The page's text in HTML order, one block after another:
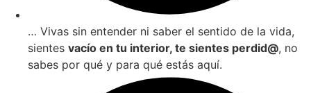
… Vivas sin entender ni saber el sentido de la vida,
sientes vacío en tu interior, te sientes perdid@, no
sabes por qué y para qué estás aquí.